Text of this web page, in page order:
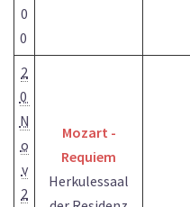
0
0
2
0
N
o
v
2
Mozart -
Requiem
Herkulessaal